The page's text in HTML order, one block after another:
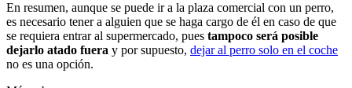
En resumen, aunque se puede ir a la plaza comercial con un perro,
es necesario tener a alguien que se haga cargo de él en caso de que
se requiera entrar al supermercado, pues tampoco será posible
dejarlo atado fuera y por supuesto, dejar al perro solo en el coche
no es una opción.